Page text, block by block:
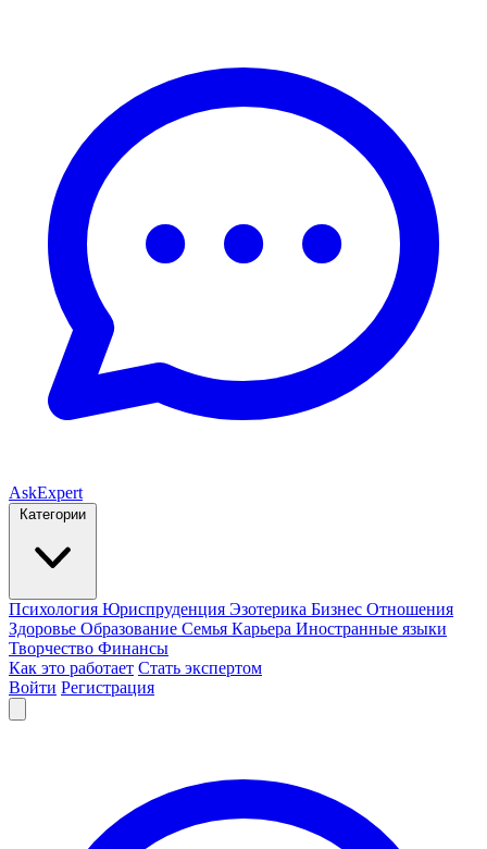
AskExpert
Категории
Психология Юриспруденция Эзотерика Бизнес Отношения
Здоровье Образование Семья Карьера Иностранные языки
Творчество Финансы
Как это работает Стать экспертом
Войти Регистрация